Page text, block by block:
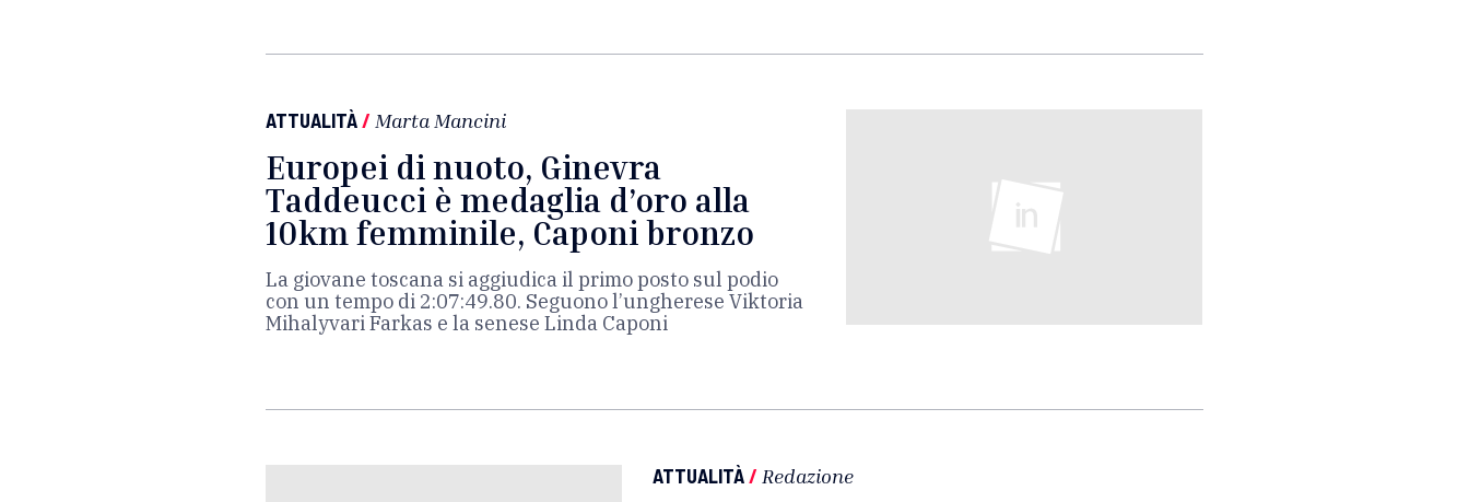
ATTUALITÀ/ Marta Mancini
Europei di nuoto, Ginevra
Taddeucci è medaglia d’oro alla
10km femminile, Caponi bronzo
La giovane toscana si aggiudica il primo posto sul podio
con un tempo di 2:07:49.80. Seguono l’ungherese Viktoria
Mihalyvari Farkas e la senese Linda Caponi
ATTUALITÀ/ Redazione